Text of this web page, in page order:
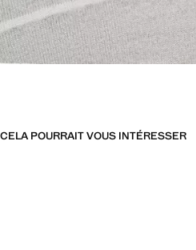
CELA POURRAIT VOUS INTÉRESSER